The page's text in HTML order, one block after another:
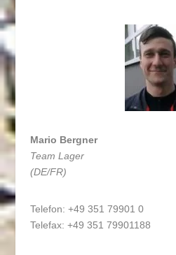
Mario Bergner
Team Lager
(DE/FR)
Telefon: +49 351 79901 0
Telefax: +49 351 79901188